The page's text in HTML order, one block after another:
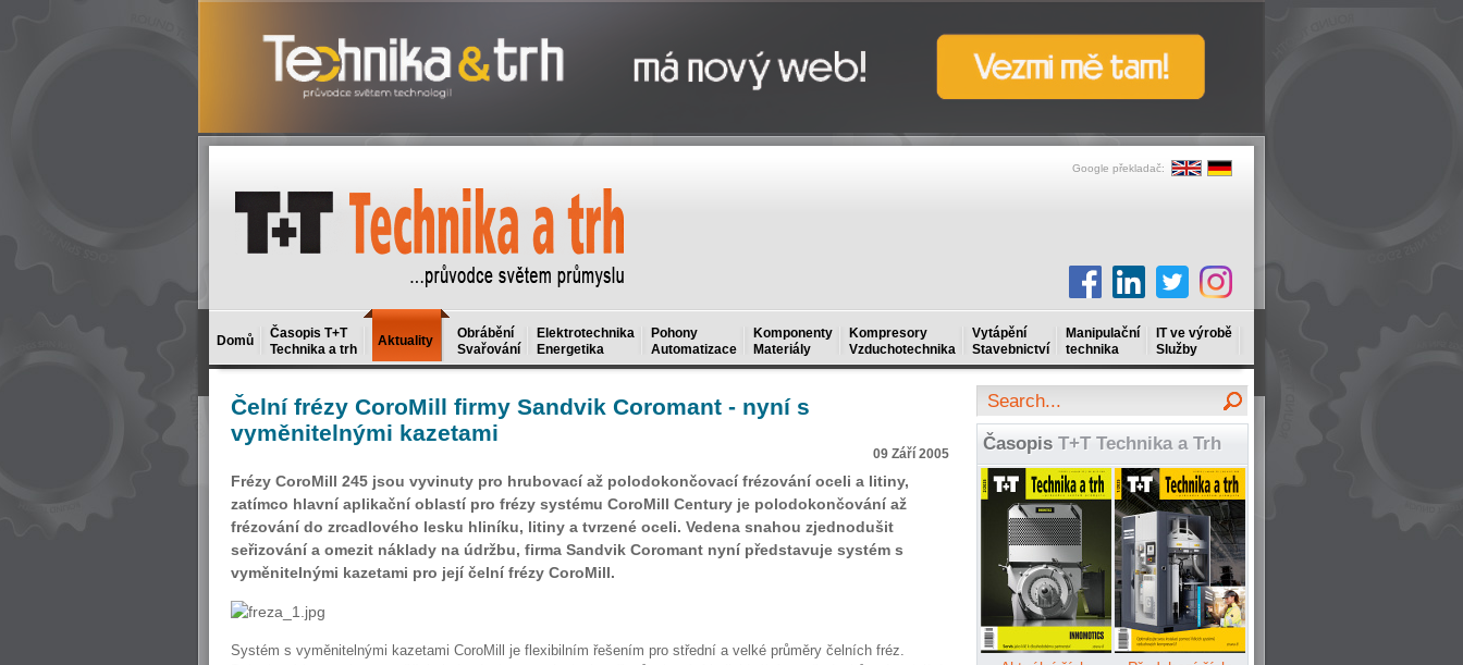
Google překladač:
Domů
Časopis T+T
Technika a trh
Aktuality
Obrábění
Svařování
Elektrotechnika
Energetika
Pohony
Automatizace
Komponenty
Materiály
Kompresory
Vzduchotechnika
Vytápění
Stavebnictví
Manipulační
technika
IT ve výrobě
Služby
Čelnífrézy CoroMill firmy Sandvik Coromant - nyní s
vyměnitelnými kazetami
09 Září 2005
Frézy CoroMill 245 jsou vyvinuty pro hrubovací až polodokončovací frézování oceli a litiny,
zatímco hlavní aplikační oblastí pro frézy systému CoroMill Century je polodokončování až
frézování do zrcadlového lesku hliníku, litiny a tvrzené oceli. Vedena snahou zjednodušit
seřizování a omezit náklady na údržbu, firma Sandvik Coromant nyní představuje systém s
vyměnitelnými kazetami pro její čelní frézy CoroMill.
Systém s vyměnitelnými kazetami CoroMill je flexibilním řešením pro střední a velké průměry čelních fréz.
Časopis T+T Technika a Trh